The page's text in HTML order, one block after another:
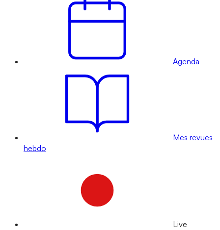
Agenda
Mes revues
hebdo
Live